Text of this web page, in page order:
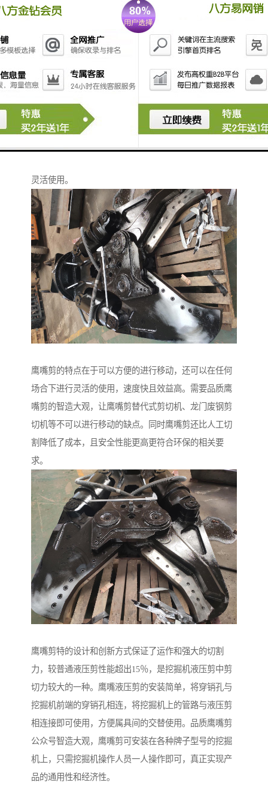
挖掘机鹰嘴剪切机可以安装在挖掘机，多方位工作，可
以作用与重型废钢废铁，报废汽车，钢构拆解，拆船工
程，桥梁拆解的钢铁剪切。鹰嘴剪智造大观，挥洒自
如，移动方便，速度快效益高，将替代式剪切机，龙门
灵活使用。
鹰嘴剪的特点在于可以方便的进行移动，还可以在任何
场合下进行灵活的使用，速度快且效益高。需要品质鹰
嘴剪的智造大观，让鹰嘴剪替代式剪切机、龙门废钢剪
切机等不可以进行移动的缺点。同时鹰嘴剪还比人工切
割降低了成本，且安全性能更高更符合环保的相关要
求。
鹰嘴剪特的设计和创新方式保证了运作和强大的切割
力，较普通液压剪性能超出15％，是挖掘机液压剪中剪
切力较大的一种。鹰嘴液压剪的安装简单，将穿销孔与
挖掘机前端的穿销孔相连，将挖掘机上的管路与液压剪
相连接即可使用，方便属具间的交替使用。品质鹰嘴剪
公众号智造大观，鹰嘴剪可安装在各种牌子型号的挖掘
机上，只需挖掘机操作人员一人操作即可，真正实现产
品的通用性和经济性。